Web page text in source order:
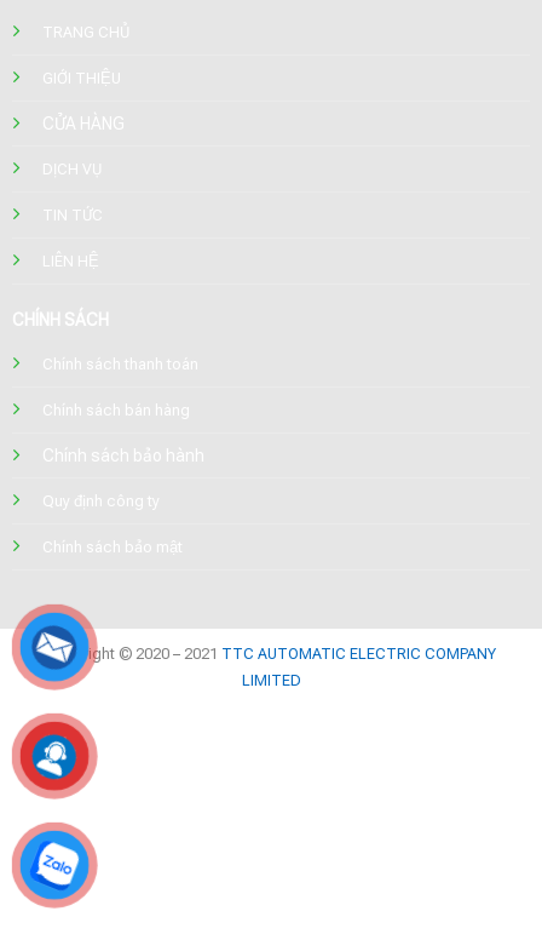
TRANG CHỦ
GIỚI THIỆU
CỬA HÀNG
DỊCH VỤ
TIN TỨC
LIÊN HỆ
CHÍNH SÁCH
Chính sách thanh toán
Chính sách bán hàng
Chính sách bảo hành
Quy định công ty
Chính sách bảo mật
Copyright © 2020 – 2021 TTC AUTOMATIC ELECTRIC COMPANY
LIMITED